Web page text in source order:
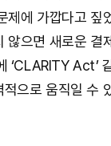
제에 가깝다고 짚
않으면 새로운 결
‘CLARITY Act’
으로 움직일 수